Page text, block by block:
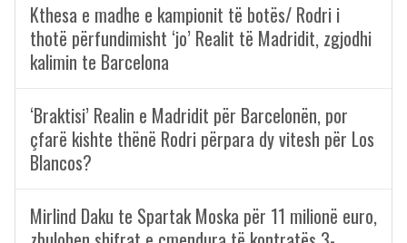
Kthesa e madhe e kampionit të botës/ Rodri i
thotë përfundimisht ‘jo’ Realit të Madridit, zgjodhi
kalimin te Barcelona
‘Braktisi’ Realin e Madridit për Barcelonën, por
çfarë kishte thënë Rodri përpara dy vitesh për Los
Blancos?
Mirlind Daku te Spartak Moska për 11 milionë euro,